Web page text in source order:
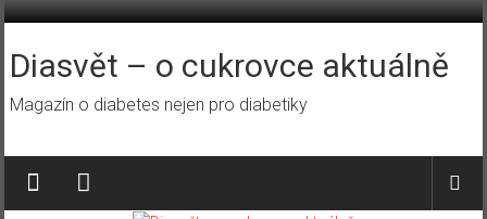
Přeskočit
obsah
Diasvět – o cukrovce aktuálně
Magazín o diabetes nejen pro diabetiky